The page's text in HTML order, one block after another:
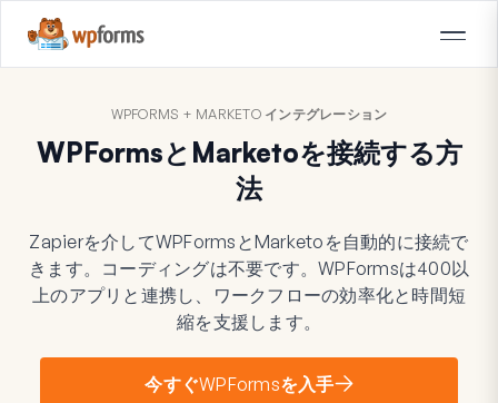
WPFORMS + MARKETO インテグレーション
WPFormsとMarketoを接続する方
法
Zapierを介してWPFormsとMarketoを自動的に接続で
きます。コーディングは不要です。WPFormsは400以
上のアプリと連携し、ワークフローの効率化と時間短
縮を支援します。
今すぐWPFormsを入手